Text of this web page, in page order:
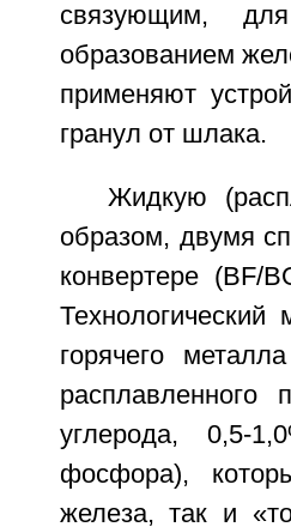
связующим,
образованием
применяют
гранул от шлака.
Жидкую
образом, двумя
конвертере (BF/
горячего
расплавленного
углерода, 0,5-
фосфора),
железа, так и